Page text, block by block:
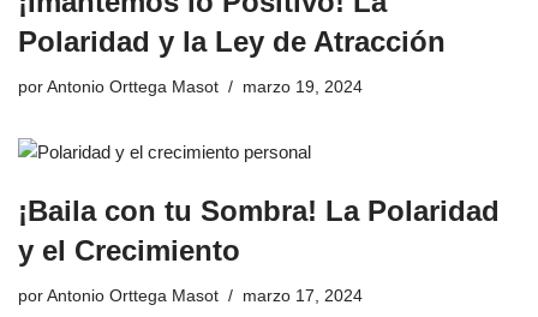
Polaridad y la Ley de Atracción
por Antonio Orttega Masot marzo 19, 2024
¡Baila con tu Sombra! La Polaridad
y el Crecimiento
por Antonio Orttega Masot marzo 17, 2024